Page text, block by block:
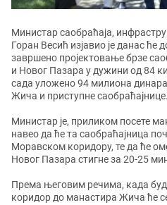
Министар саобраћаја,
Горан Весић изјавио је данас ће
завршено пројектовање брзе
и Новог Пазара у дужини од 84
сада уложено 94 милиона
Жича и приступне саобраћајнице.
Министар је, приликом посете
навео да ће та саобраћајница
Моравском коридору, те да ће
Новог Пазара стигне за 20-
Према његовим речима, када
коридор до манастира Жича ће